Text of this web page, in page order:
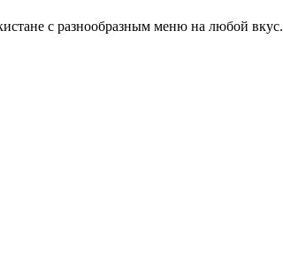
с разнообразным меню на любой вкус.